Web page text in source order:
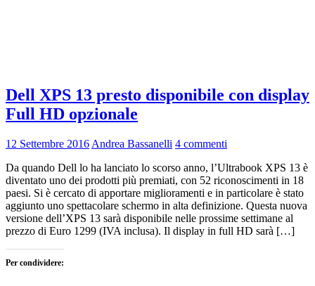
Dell XPS 13 presto disponibile con display
Full HD opzionale
12 Settembre 2016 Andrea Bassanelli 4 commenti
Da quando Dell lo ha lanciato lo scorso anno, l’Ultrabook XPS 13 è
diventato uno dei prodotti più premiati, con 52 riconoscimenti in 18
paesi. Si è cercato di apportare miglioramenti e in particolare è stato
aggiunto uno spettacolare schermo in alta definizione. Questa nuova
versione dell’XPS 13 sarà disponibile nelle prossime settimane al
prezzo di Euro 1299 (IVA inclusa). Il display in full HD sarà […]
Per condividere: